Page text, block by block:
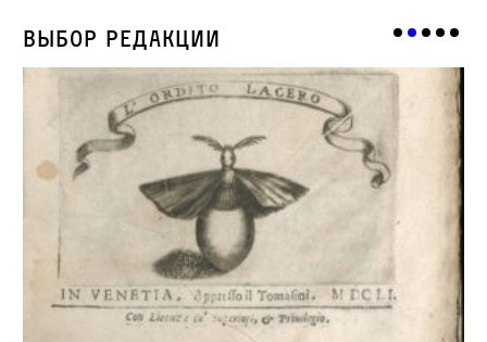
Выбор редакции